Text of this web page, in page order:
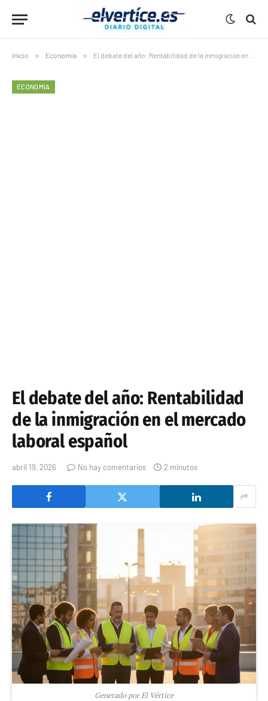
Inicio » Economía » El debate del año: Rentabilidad de la inmigración en el mercado laboral español
ECONOMÍA
El debate del año: Rentabilidad
de la inmigración en el mercado
laboral español
abril 19, 2026 No hay comentarios 2 minutos
Generado por El Vértice